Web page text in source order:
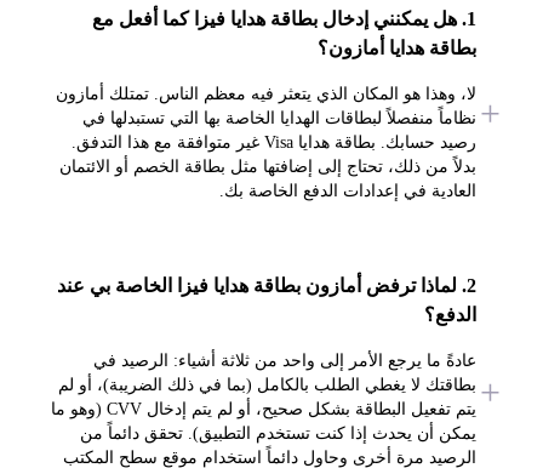
1. هل يمكنني إدخال بطاقة هدايا فيزا كما أفعل مع
بطاقة هدايا أمازون؟
لا، وهذا هو المكان الذي يتعثر فيه معظم الناس. تمتلك أمازون
نظاماً منفصلاً لبطاقات الهدايا الخاصة بها التي تستبدلها في
رصيد حسابك. بطاقة هدايا Visa غير متوافقة مع هذا التدفق.
بدلاً من ذلك، تحتاج إلى إضافتها مثل بطاقة الخصم أو الائتمان
العادية في إعدادات الدفع الخاصة بك.
2. لماذا ترفض أمازون بطاقة هدايا فيزا الخاصة بي عند
عادةً ما يرجع الأمر إلى واحد من ثلاثة أشياء: الرصيد في
بطاقتك لا يغطي الطلب بالكامل (بما في ذلك الضريبة)، أو لم
يتم تفعيل البطاقة بشكل صحيح، أو لم يتم إدخال CVV (وهو ما
يمكن أن يحدث إذا كنت تستخدم التطبيق). تحقق دائماً من
الرصيد مرة أخرى وحاول دائماً استخدام موقع سطح المكتب